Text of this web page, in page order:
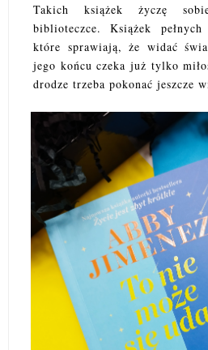
Takich książek życzę
biblioteczce. Książek
które sprawiają, że widać
jego końcu czeka już tylko
drodze trzeba pokonać jeszcze